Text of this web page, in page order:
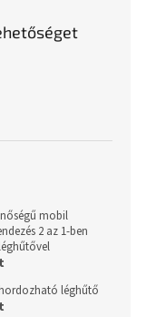
mobil
2 az 1-ben
léghűtő